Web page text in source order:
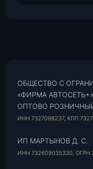
ОБЩЕСТВО С
«ФИРМА АВТОСЕТЬ+»
ОПТОВО
ИНН 7327098237, КПП
ИП МАРТЫНОВ Д. С.
ИНН 732609035330, ОГРН